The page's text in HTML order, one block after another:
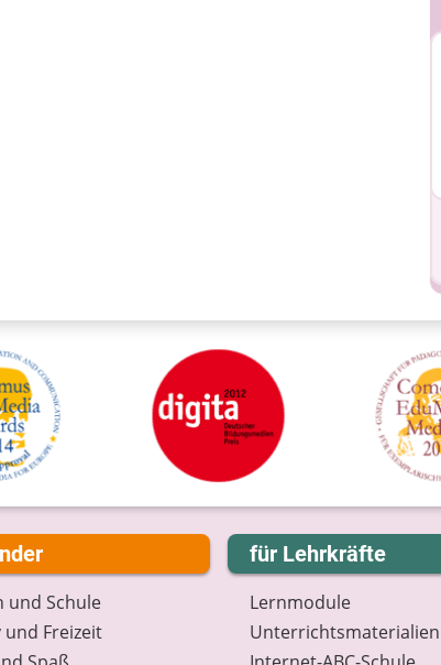
und Schule
und Freizeit
für Lehrkräfte
Lernmodule
Unterrichts­materialien